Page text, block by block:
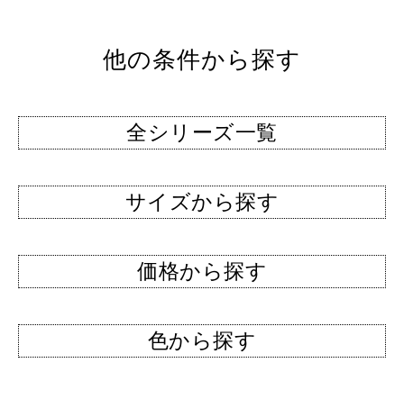
他の条件から探す
全シリーズ一覧
サイズから探す
価格から探す
色から探す